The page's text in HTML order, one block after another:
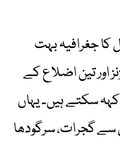
جغرافیہ بہت
اور تین اضلاع کے
سکتے ہیں۔ یہاں
سے گجرات، سرگودھا